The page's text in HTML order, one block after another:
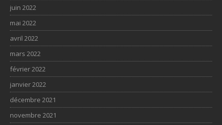
juin 2022
mai 2022
avril 2022
mars 2022
février 2022
janvier 2022
décembre 2021
novembre 2021